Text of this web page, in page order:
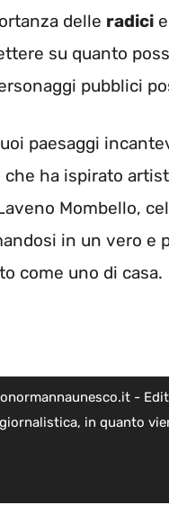
delle radici
su quanto
pubblici
paesaggi
ha ispirato
Mombello,
in un vero e
come uno di casa.
-
in quanto